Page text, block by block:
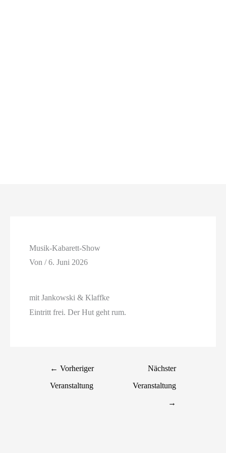
Musik-Kabarett-Show
Von/6. Juni 2026
mit Jankowski & Klaffke
Eintritt frei. Der Hut geht rum.
← Vorheriger
Veranstaltung
Nächster
Veranstaltung
→